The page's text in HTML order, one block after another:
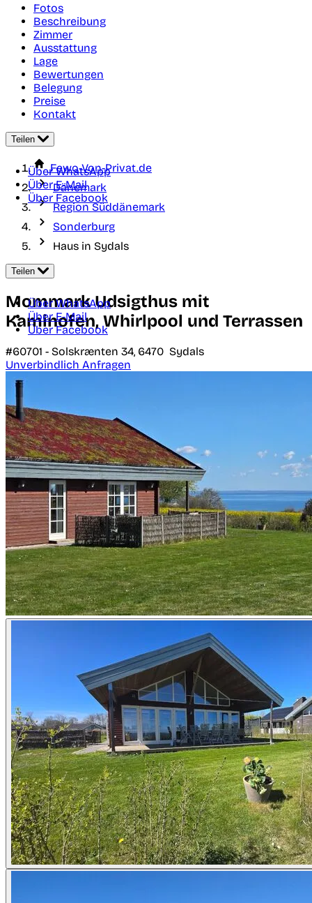
Fotos
Beschreibung
Zimmer
Ausstattung
Lage
Bewertungen
Belegung
Preise
Kontakt
Teilen
Über WhatsApp
Über E-Mail
Über Facebook
Fewo-Von-Privat.de
Dänemark
Region Süddänemark
Sonderburg
Haus in Sydals
Teilen
Über WhatsApp
Über E-Mail
Über Facebook
Mommark Udsigthus mit
Kaminofen, Whirlpool und Terrassen
#60701 - Solskrænten 34, 6470 Sydals
Unverbindlich Anfragen